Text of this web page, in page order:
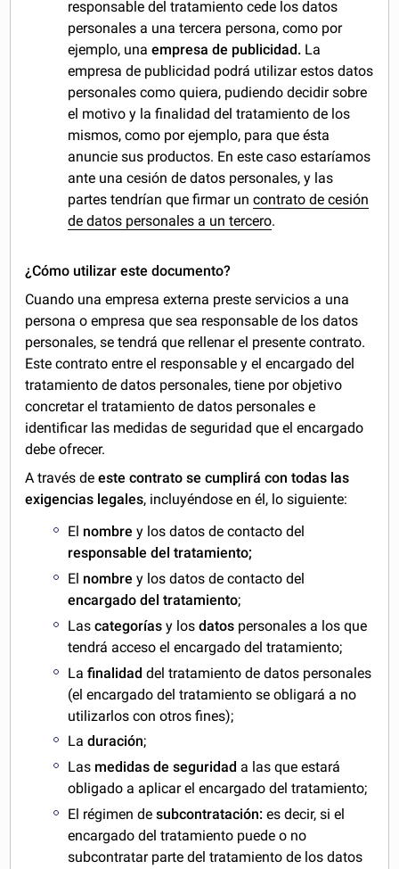
responsable del tratamiento cede los datos
personales a una tercera persona, como por
ejemplo, una empresa de publicidad. La
empresa de publicidad podrá utilizar estos datos
personales como quiera, pudiendo decidir sobre
el motivo y la finalidad del tratamiento de los
mismos, como por ejemplo, para que ésta
anuncie sus productos. En este caso estaríamos
ante una cesión de datos personales, y las
partes tendrían que firmar uncontrato de cesión
de datos personales a un tercero.
¿Cómo utilizar este documento?
Cuando una empresa externa preste servicios a una
persona o empresa que sea responsable de los datos
personales, se tendrá que rellenar el presente contrato.
Este contrato entre el responsable y el encargado del
tratamiento de datos personales, tiene por objetivo
concretar el tratamiento de datos personales e
identificar las medidas de seguridad que el encargado
debe ofrecer.
A través deeste contrato se cumplirá con todas las
exigencias legales, incluyéndose en él, lo siguiente:
El nombre y los datos de contacto del
responsable del tratamiento;
El nombre y los datos de contacto del
encargado del tratamiento;
Lascategorías y losdatos personales a los que
tendrá acceso el encargado del tratamiento;
Lafinalidad del tratamiento de datos personales
(el encargado del tratamiento se obligará a no
utilizarlos con otros fines);
Laduración;
Las medidas de seguridad a las que estará
obligado a aplicar el encargado del tratamiento;
El régimen desubcontratación:es decir, si el
encargado del tratamiento puede o no
subcontratar parte del tratamiento de los datos